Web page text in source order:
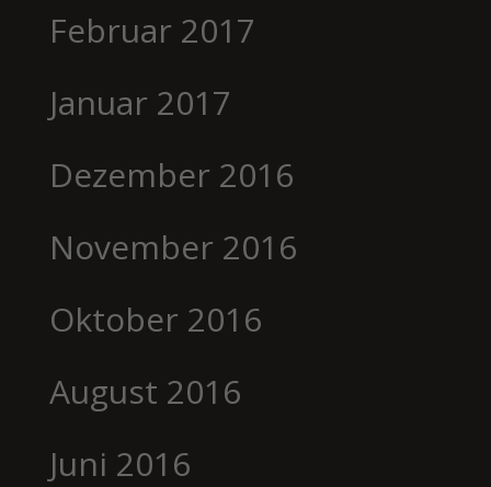
Februar 2017
Januar 2017
Dezember 2016
November 2016
Oktober 2016
August 2016
Juni 2016